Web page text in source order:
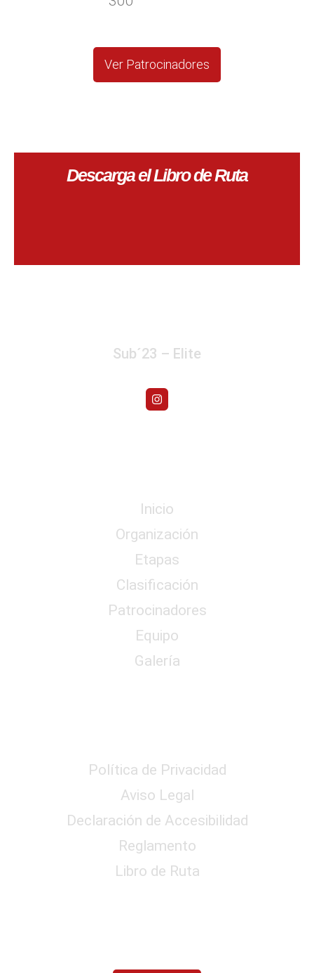
Ver Patrocinadores
Descarga el Libro de Ruta
Sub´23 – Elite
Inicio
Organización
Etapas
Clasificación
Patrocinadores
Equipo
Galería
Política de Privacidad
Aviso Legal
Declaración de Accesibilidad
Reglamento
Libro de Ruta